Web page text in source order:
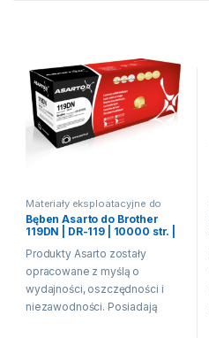
Materiały eksploatacyjne do
drukarek laserowych
Bęben Asarto do Brother
119DN | DR-119 | 10000 str. |
Produkty Asarto zostały
opracowane z myślą o
wydajności, oszczędności i
niezawodności. Posiadają